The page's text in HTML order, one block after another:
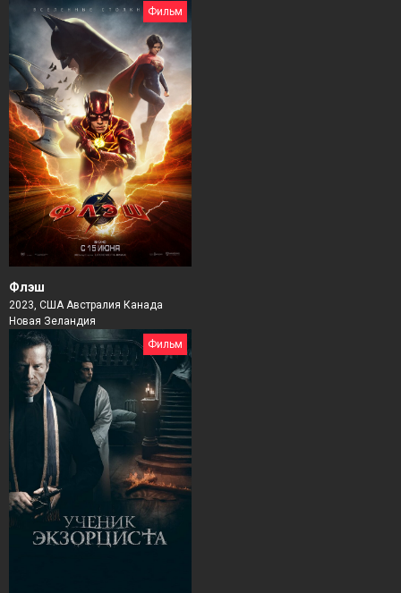
Фильм
Флэш
2023, США Австралия Канада
Новая Зеландия
Фильм